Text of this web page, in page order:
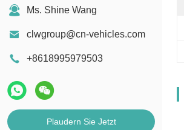
Ms. Shine Wang
clwgroup@cn-vehicles.com
+8618995979503
Plaudern Sie Jetzt